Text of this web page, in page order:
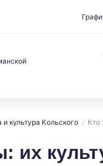
и культура Кольского / Кто
их